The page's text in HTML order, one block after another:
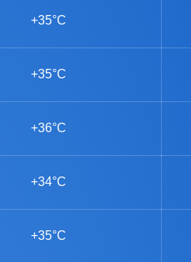
+35°C
+35°C
+36°C
+34°C
+35°C